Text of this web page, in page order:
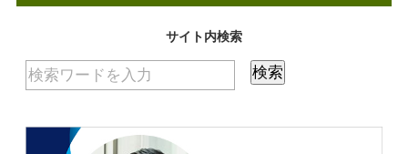
サイト内検索